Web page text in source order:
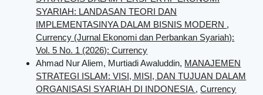
SYARIAH: LANDASAN TEORI DAN
IMPLEMENTASINYA DALAM BISNIS MODERN ,
Currency (Jurnal Ekonomi dan Perbankan Syariah):
Vol. 5 No. 1 (2026): Currency
Ahmad Nur Aliem, Murtiadi Awaluddin, MANAJEMEN
STRATEGI ISLAM: VISI, MISI, DAN TUJUAN DALAM
ORGANISASI SYARIAH DI INDONESIA ,Currency